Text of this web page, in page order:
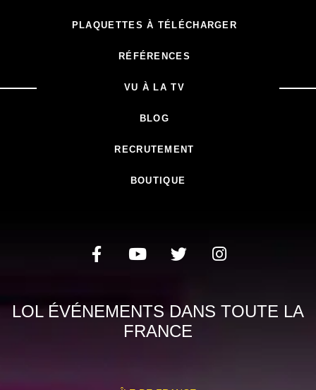
PLAQUETTES À TÉLÉCHARGER
RÉFÉRENCES
VU À LA TV
BLOG
RECRUTEMENT
BOUTIQUE
LOL ÉVÉNEMENTS DANS TOUTE LA
FRANCE